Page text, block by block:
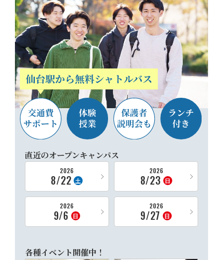
直近のオープンキャンパス
2026
8/22 土
2026
8/23 日
2026
9/6 日
2026
9/27 日
各種イベント開催中！